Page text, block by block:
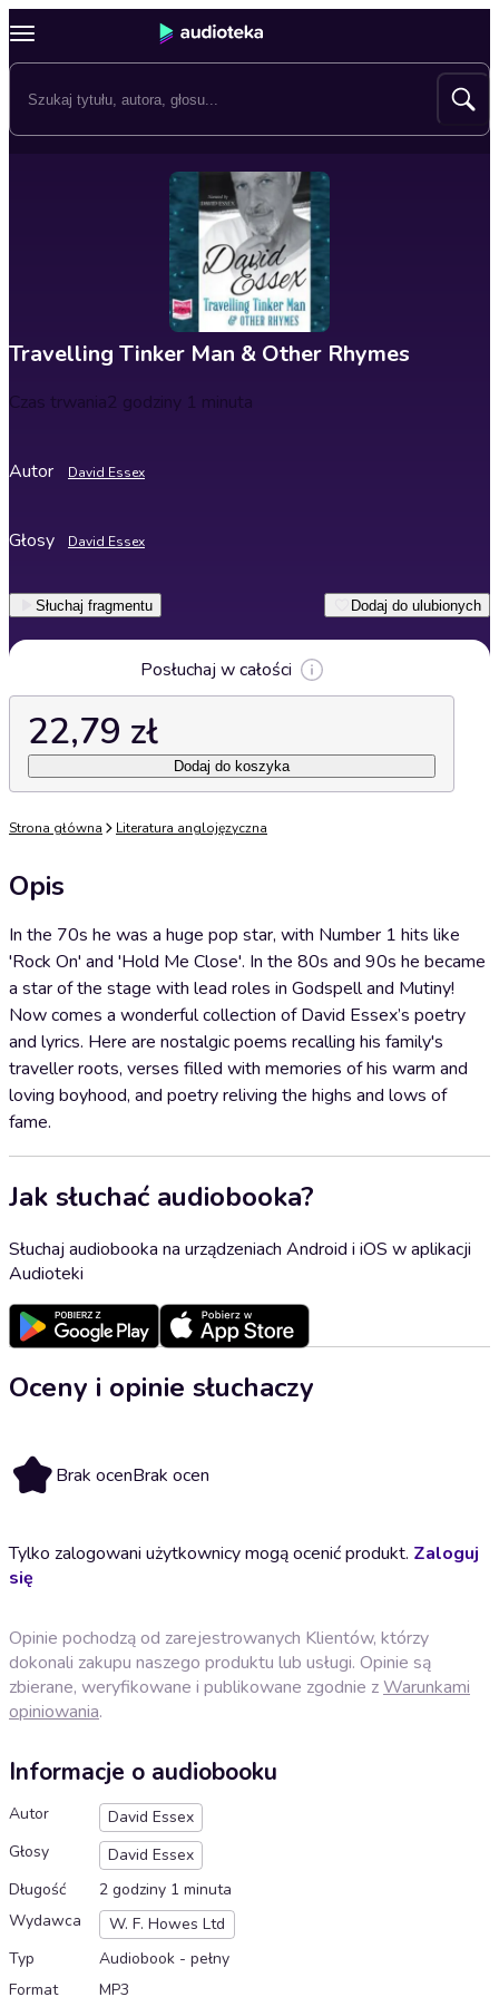
Travelling Tinker Man & Other Rhymes
Czas trwania2 godziny 1 minuta
Autor David Essex
Głosy David Essex
Słuchaj fragmentu Dodaj do ulubionych
Posłuchaj w całości
22,79 zł
Dodaj do koszyka
Strona główna Literatura anglojęzyczna
Opis
In the 70s he was a huge pop star, with Number 1 hits like
'Rock On' and 'Hold Me Close'. In the 80s and 90s he became
a star of the stage with lead roles in Godspell and Mutiny!
Now comes a wonderful collection of David Essex’s poetry
and lyrics. Here are nostalgic poems recalling his family's
traveller roots, verses filled with memories of his warm and
loving boyhood, and poetry reliving the highs and lows of
fame.
Jak słuchać audiobooka?
Słuchaj audiobooka na urządzeniach Android i iOS w aplikacji
Audioteki
Oceny i opinie słuchaczy
Brak ocenBrak ocen
Tylko zalogowani użytkownicy mogą ocenić produkt. Zaloguj
się
Opinie pochodzą od zarejestrowanych Klientów, którzy
dokonali zakupu naszego produktu lub usługi. Opinie są
zbierane, weryfikowane i publikowane zgodnie zWarunkami
opiniowania.
Informacje o audiobooku
Autor
David Essex
Głosy
David Essex
Długość
2 godziny 1 minuta
Wydawca
W. F. Howes Ltd
Typ
Audiobook - pełny
Format
MP3